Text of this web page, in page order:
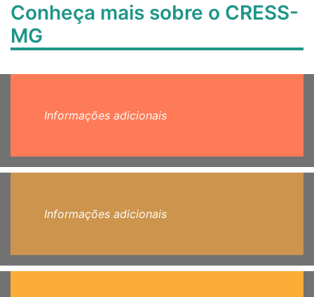
Conheça mais sobre o CRESS-
MG
Informações adicionais
Informações adicionais